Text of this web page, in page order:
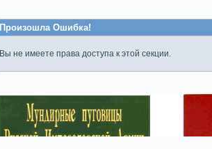
Произошла Ошибка!
Вы не имеете права доступа к этой секции.